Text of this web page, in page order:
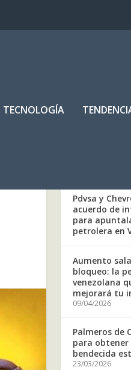
TECNOLOGÍA
Pdvsa y
acuerdo de
para
petrolera en
Aumento
bloqueo: la
venezolana
mejorará tu
09/04/2026
Palmeros de
para
bendecida
23/03/2026